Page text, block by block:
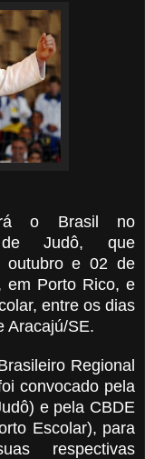
o Brasil no
de Judô, que
outubro e 02 de
em Porto Rico, e
entre os dias
Aracajú/SE.
Regional
convocado pela
e pela CBDE
Escolar), para
respectivas